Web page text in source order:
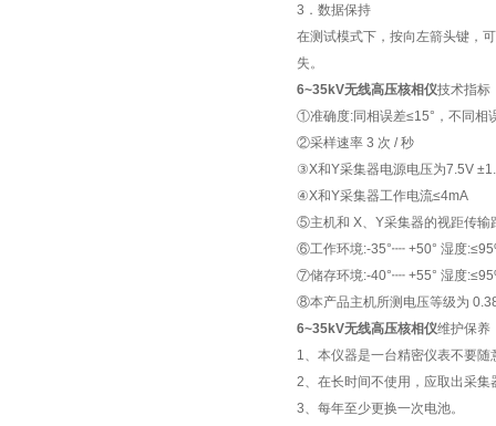
3．数据保持
在测试模式下，按向左箭头键，
失。
6~35kV无线高压核相仪技术指标
①准确度:同相误差≤15°，不同相
②采样速率 3 次 / 秒
③X和Y采集器电源电压为7.5V
④X和Y采集器工作电流≤4mA
⑤主机和 X、Y采集器的视距传输
⑥工作环境:-35°┉ +50° 湿度
⑦储存环境:-40°┉ +55° 湿度
⑧本产品主机所测电压等级为
6~35kV无线高压核相仪维护保养
1、本仪器是一台精密仪表不要随
2、在长时间不使用，应取出采集
3、每年至少更换一次电池。